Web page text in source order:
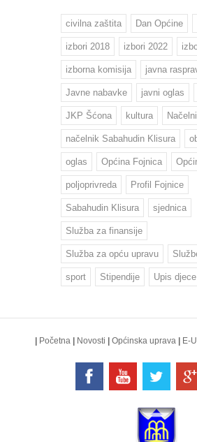
civilna zaštita Dan Općine
izbori 2018 izbori 2022
izborna komisija javna
Javne nabavke javni oglas
JKP Šćona kultura
načelnik Sabahudin Klisura
oglas Općina Fojnica
poljoprivreda Profil Fojnice
Sabahudin Klisura sjednica
Služba za finansije
Služba za opću upravu
sport Stipendije Upis djece
Početna Novosti Općinska uprava E-